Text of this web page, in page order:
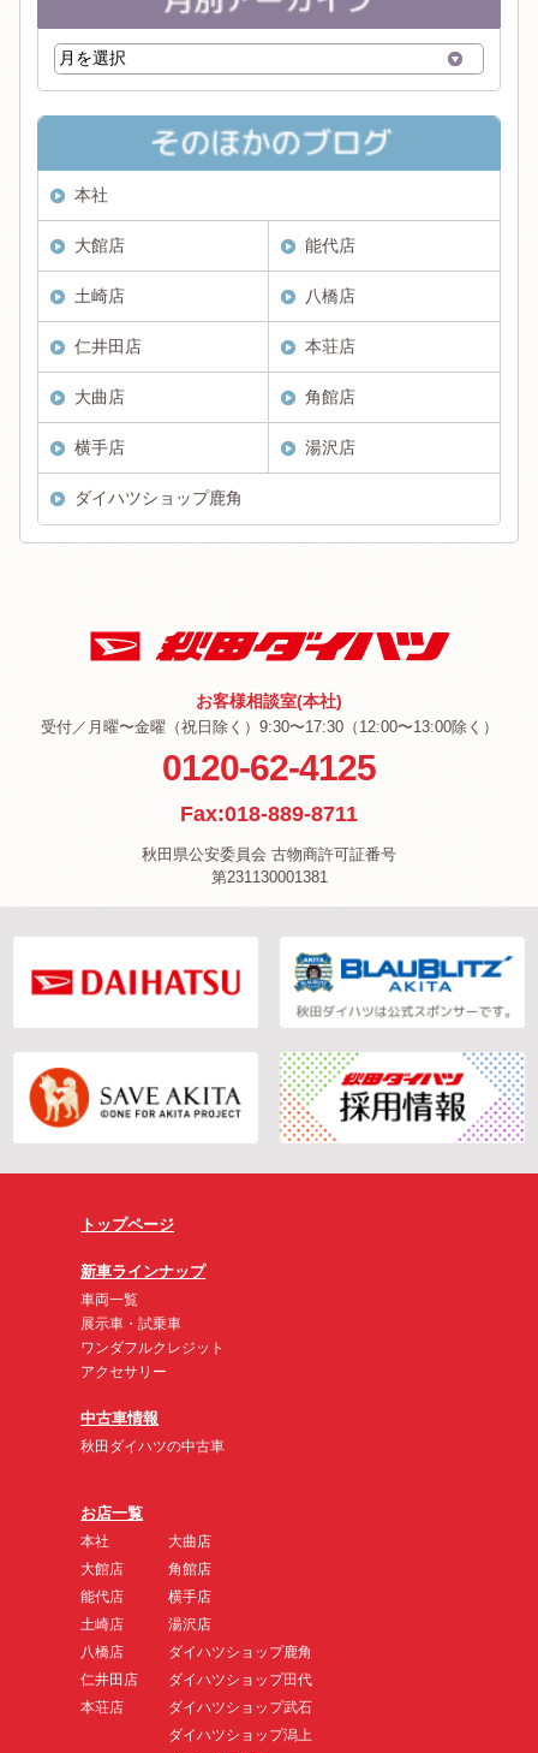
本社
大館店 能代店
土崎店 八橋店
仁井田店 本荘店
大曲店 角館店
横手店 湯沢店
ダイハツショップ鹿角
お客様相談室(本社)
受付／月曜〜金曜（祝日除く）9:30〜17:30（12:00〜13:00除く）
0120-62-4125
Fax:018-889-8711
秋田県公安委員会 古物商許可証番号
第231130001381
トップページ
新車ラインナップ
車両一覧
展示車・試乗車
ワンダフルクレジット
アクセサリー
中古車情報
秋田ダイハツの中古車
お店一覧
本社
大館店
能代店
土崎店
八橋店
仁井田店
本荘店
大曲店
角館店
横手店
湯沢店
ダイハツショップ鹿角
ダイハツショップ田代
ダイハツショップ武石
ダイハツショップ潟上